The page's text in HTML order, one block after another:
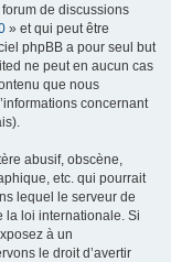
de discussions
» et qui peut être
phpBB a pour seul but
ne peut en aucun cas
que nous
concernant
abusif, obscène,
etc. qui pourrait
lequel le serveur de
la loi internationale. Si
à un
le droit d’avertir